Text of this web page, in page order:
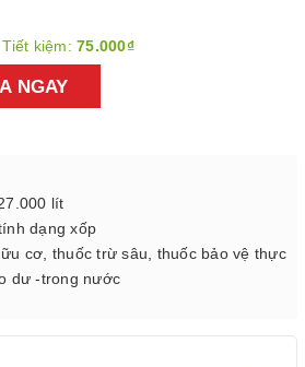
Tiết kiệm: 75.000₫
NGAY
lít
dạng xốp
cơ, thuốc trừ sâu, thuốc bảo vệ thực
dư -trong nước